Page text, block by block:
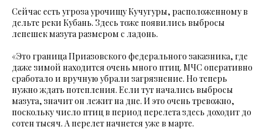
Сейчас есть угроза урочищу Кучугуры, расположенному в
дельте реки Кубань. Здесь тоже появились выбросы
лепешек мазута размером с ладонь.
«Это граница Приазовского федерального заказника, где
даже зимой находится очень много птиц. МЧС оперативно
сработало и вручную убрали загрязнение. Но теперь
нужно ждать потепления. Если тут начались выбросы
мазута, значит он лежит на дне. И это очень тревожно,
поскольку число птиц в период перелета здесь доходит до
сотен тысяч. А перелет начнется уже в марте.